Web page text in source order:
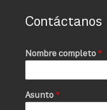
Contáctanos
Nombre completo *
Asunto *